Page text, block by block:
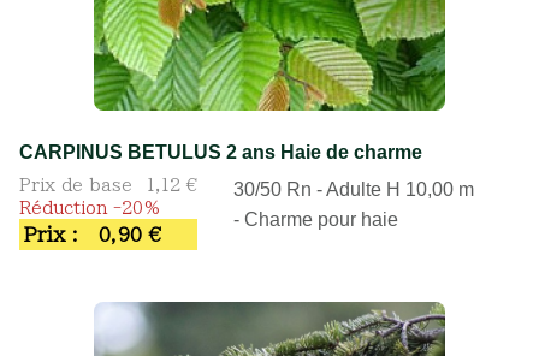
CARPINUS BETULUS 2 ans Haie de charme
Prix de base
1,12 €
Réduction -20%
Prix : 0,90 €
30/50 Rn - Adulte H 10,00 m
- Charme pour haie